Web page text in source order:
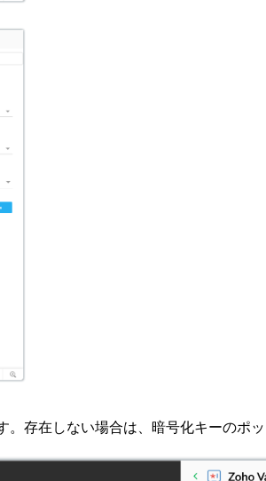
存在しない場合は、暗号化キーのポ